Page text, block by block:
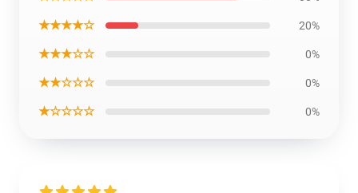
★★★★☆ 20%
★★★☆☆ 0%
★★☆☆☆ 0%
★☆☆☆☆ 0%